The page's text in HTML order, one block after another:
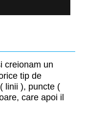
creionam un
tip de
linii ), puncte (
care apoi il